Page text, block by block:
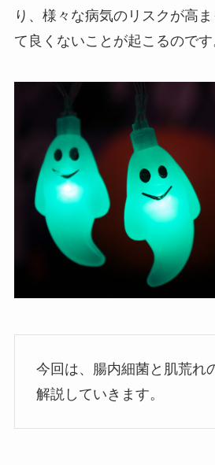
り、様々な病気のリスクが高
て良くないことが起こるのです
今回は、腸内細菌と肌荒れ
解説していきます。